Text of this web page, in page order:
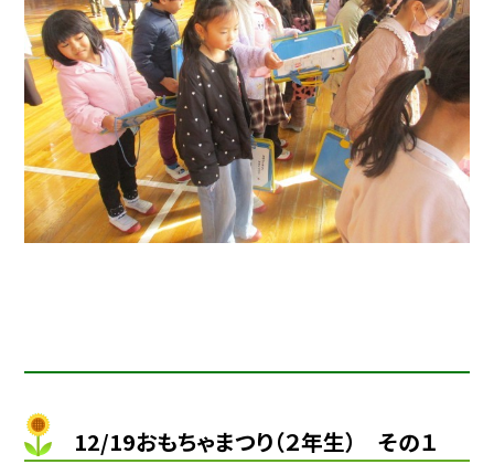
12/19おもちゃまつり（２年生） その１